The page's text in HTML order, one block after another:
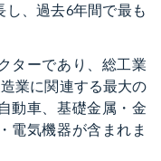
し、過去6年間で最も
ターであり、総工業
業に関連する最大の
動車、基礎金属・金
電気機器が含まれま